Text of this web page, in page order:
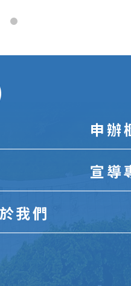
申辦
宣導
我們